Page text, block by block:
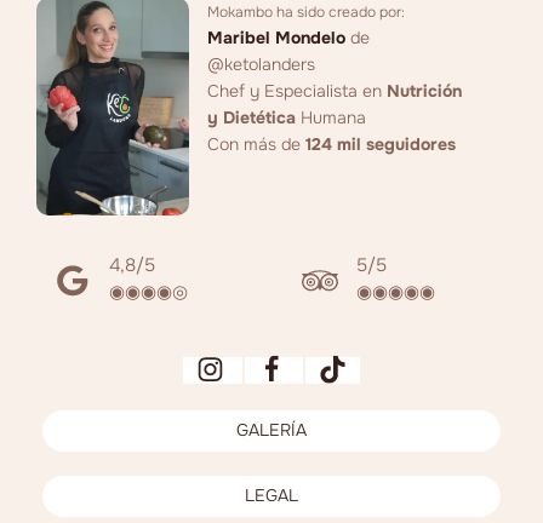
Mokambo ha sido creado por:
Maribel Mondelo de
@ketolanders
Chef y Especialista en Nutrición
y Dietética Humana
Con más de 124 mil seguidores
4,8/5
◉◉◉◉◎
5/5
◉◉◉◉◉
GALERÍA
LEGAL